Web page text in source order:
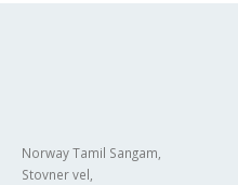
Norway Tamil Sangam,
Stovner vel,